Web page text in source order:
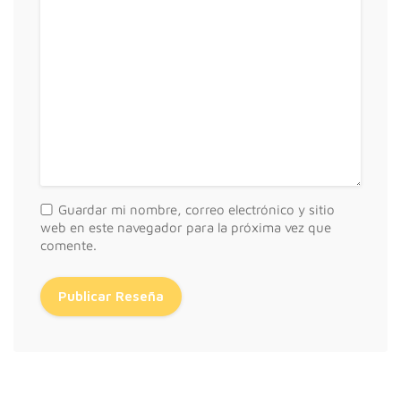
Guardar mi nombre, correo electrónico y sitio
web en este navegador para la próxima vez que
comente.